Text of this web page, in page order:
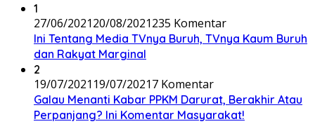
1
27/06/202120/08/2021235 Komentar
Ini Tentang Media TVnya Buruh, TVnya Kaum Buruh
dan Rakyat Marginal
2
19/07/2021 19/07/20217 Komentar
Galau Menanti Kabar PPKM Darurat, Berakhir Atau
Perpanjang? Ini Komentar Masyarakat!